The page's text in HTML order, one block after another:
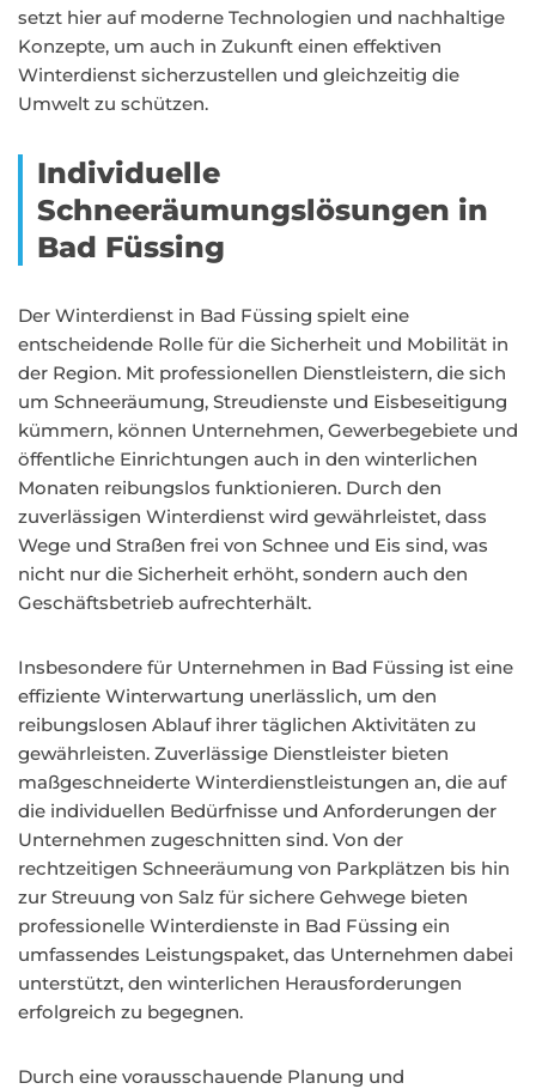
setzt hier auf moderne Technologien und nachhaltige
Konzepte, um auch in Zukunft einen effektiven
Winterdienst sicherzustellen und gleichzeitig die
Umwelt zu schützen.
Individuelle
Schneeräumungslösungen in
Bad Füssing
Der Winterdienst in Bad Füssing spielt eine
entscheidende Rolle für die Sicherheit und Mobilität in
der Region. Mit professionellen Dienstleistern, die sich
um Schneeräumung, Streudienste und Eisbeseitigung
kümmern, können Unternehmen, Gewerbegebiete und
öffentliche Einrichtungen auch in den winterlichen
Monaten reibungslos funktionieren. Durch den
zuverlässigen Winterdienst wird gewährleistet, dass
Wege und Straßen frei von Schnee und Eis sind, was
nicht nur die Sicherheit erhöht, sondern auch den
Geschäftsbetrieb aufrechterhält.
Insbesondere für Unternehmen in Bad Füssing ist eine
effiziente Winterwartung unerlässlich, um den
reibungslosen Ablauf ihrer täglichen Aktivitäten zu
gewährleisten. Zuverlässige Dienstleister bieten
maßgeschneiderte Winterdienstleistungen an, die auf
die individuellen Bedürfnisse und Anforderungen der
Unternehmen zugeschnitten sind. Von der
rechtzeitigen Schneeräumung von Parkplätzen bis hin
zur Streuung von Salz für sichere Gehwege bieten
professionelle Winterdienste in Bad Füssing ein
umfassendes Leistungspaket, das Unternehmen dabei
unterstützt, den winterlichen Herausforderungen
erfolgreich zu begegnen.
Durch eine vorausschauende Planung und